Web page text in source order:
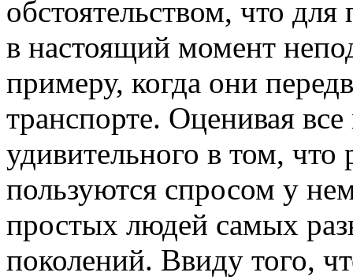
обстоятельством, что
в настоящий момент
примеру, когда они
транспорте. Оценивая
удивительного в том,
пользуются спросом у
простых людей самых
поколений. Ввиду того,